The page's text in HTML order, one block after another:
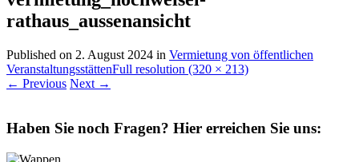
rathaus_aussenansicht
Published on 2. August 2024 in Vermietung von öffentlichen
VeranstaltungsstättenFull resolution (320 × 213)
← Previous Next →
Haben Sie noch Fragen? Hier erreichen Sie uns: